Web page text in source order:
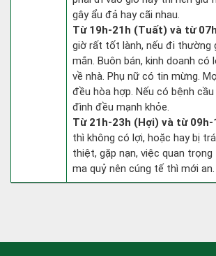
gây ẩu đả hay cãi nhau.
Từ 19h-21h (Tuất) và từ
giờ rất tốt lành, nếu đi thường
mắn. Buôn bán, kinh doanh có
về nhà. Phụ nữ có tin mừng.
đều hòa hợp. Nếu có bệnh
đình đều mạnh khỏe.
Từ 21h-23h (Hợi) và từ
thì không có lợi, hoặc hay bị
thiệt, gặp nạn, việc quan trọng
ma quỷ nên cúng tế thì mới an.